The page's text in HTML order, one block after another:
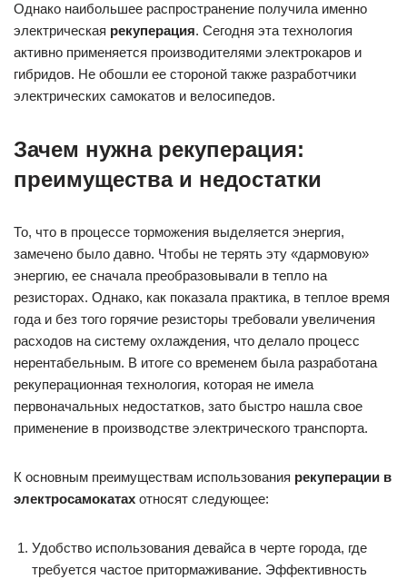
Однако наибольшее распространение получила именно
электрическая рекуперация. Сегодня эта технология
активно применяется производителями электрокаров и
гибридов. Не обошли ее стороной также разработчики
электрических самокатов и велосипедов.
Зачем нужна рекуперация:
преимущества и недостатки
То, что в процессе торможения выделяется энергия,
замечено было давно. Чтобы не терять эту «дармовую»
энергию, ее сначала преобразовывали в тепло на
резисторах. Однако, как показала практика, в теплое время
года и без того горячие резисторы требовали увеличения
расходов на систему охлаждения, что делало процесс
нерентабельным. В итоге со временем была разработана
рекуперационная технология, которая не имела
первоначальных недостатков, зато быстро нашла свое
применение в производстве электрического транспорта.
К основным преимуществам использования рекуперации в
электросамокатах относят следующее:
Удобство использования девайса в черте города, где
требуется частое притормаживание. Эффективность